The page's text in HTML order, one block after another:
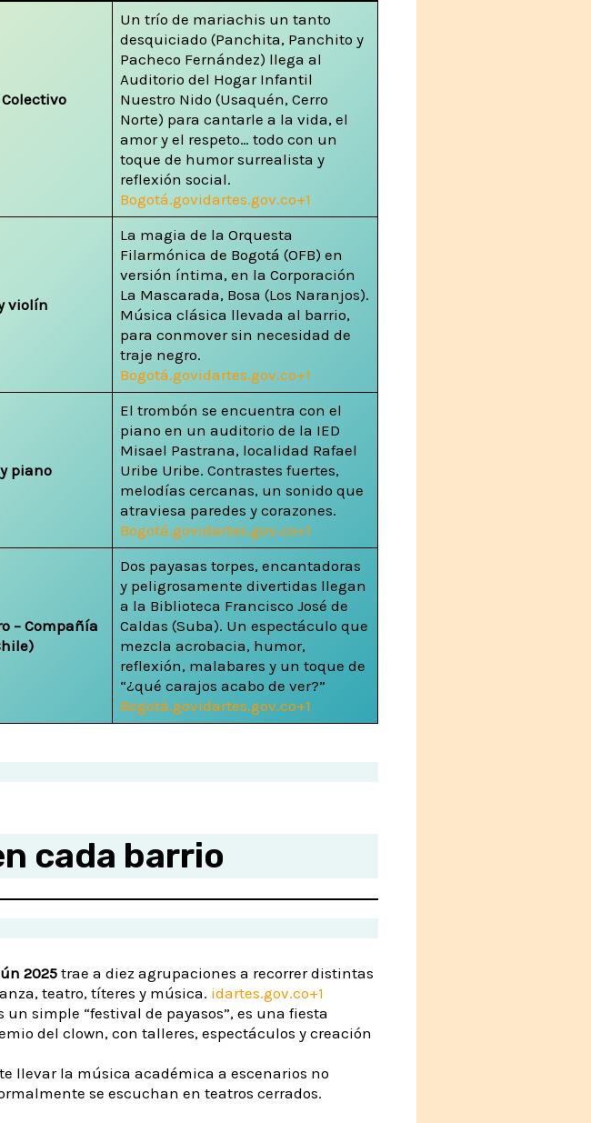
Colectivo
Un trío de mariachis un tanto
desquiciado (Panchita, Panchito y
Pacheco Fernández) llega al
Auditorio del Hogar Infantil
Nuestro Nido (Usaquén, Cerro
Norte) para cantarle a la vida, el
amor y el respeto… todo con un
toque de humor surrealista y
reflexión social.
Bogotá.govidartes.gov.co+1
violín
La magia de la Orquesta
Filarmónica de Bogotá (OFB) en
versión íntima, en la Corporación
La Mascarada, Bosa (Los Naranjos).
Música clásica llevada al barrio,
para conmover sin necesidad de
traje negro.
Bogotá.govidartes.gov.co+1
piano
El trombón se encuentra con el
piano en un auditorio de la IED
Misael Pastrana, localidad Rafael
Uribe Uribe. Contrastes fuertes,
melodías cercanas, un sonido que
atraviesa paredes y corazones.
Bogotá.govidartes.gov.co+1
– Compañía
Dos payasas torpes, encantadoras
y peligrosamente divertidas llegan
a la Biblioteca Francisco José de
Caldas (Suba). Un espectáculo que
mezcla acrobacia, humor,
reflexión, malabares y un toque de
“¿qué carajos acabo de ver?”
Bogotá.govidartes.gov.co+1
cada barrio
2025trae a diez agrupaciones a recorrer distintas
teatro, títeres y música. idartes.gov.co+1
un simple “festival de payasos”, es una fiesta
del clown, con talleres, espectáculos y creación
llevar la música académica a escenarios no
se escuchan en teatros cerrados.